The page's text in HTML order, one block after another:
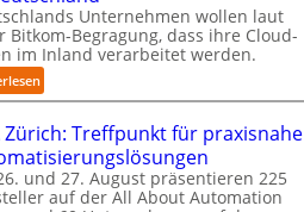
m
e
n
t
i
r
u
n
g
i
o
n
s
t
r
t
e
t
u
s
b
e
r
f
t
S
t
Unternehmen wollen laut
Bitkom-Begragung, dass ihre Cloud-
im Inland verarbeitet werden.
:
U
t
e
r
n
Zürich: Treffpunkt für praxisnahe
und 27. August präsentieren 225
auf der All About Automation